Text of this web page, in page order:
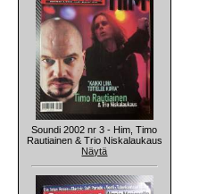
Soundi 2002 nr 3 - Him, Timo
Rautiainen & Trio Niskalaukaus
Näytä